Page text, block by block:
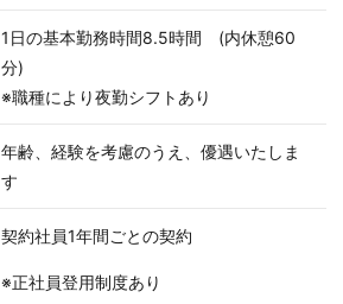
1日の基本勤務時間8.5時間 (内休憩60
分)
※職種により夜勤シフトあり
年齢、経験を考慮のうえ、優遇いたしま
す
契約社員1年間ごとの契約
※正社員登用制度あり